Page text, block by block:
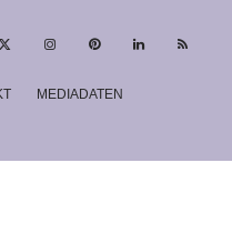
MEDIADATEN